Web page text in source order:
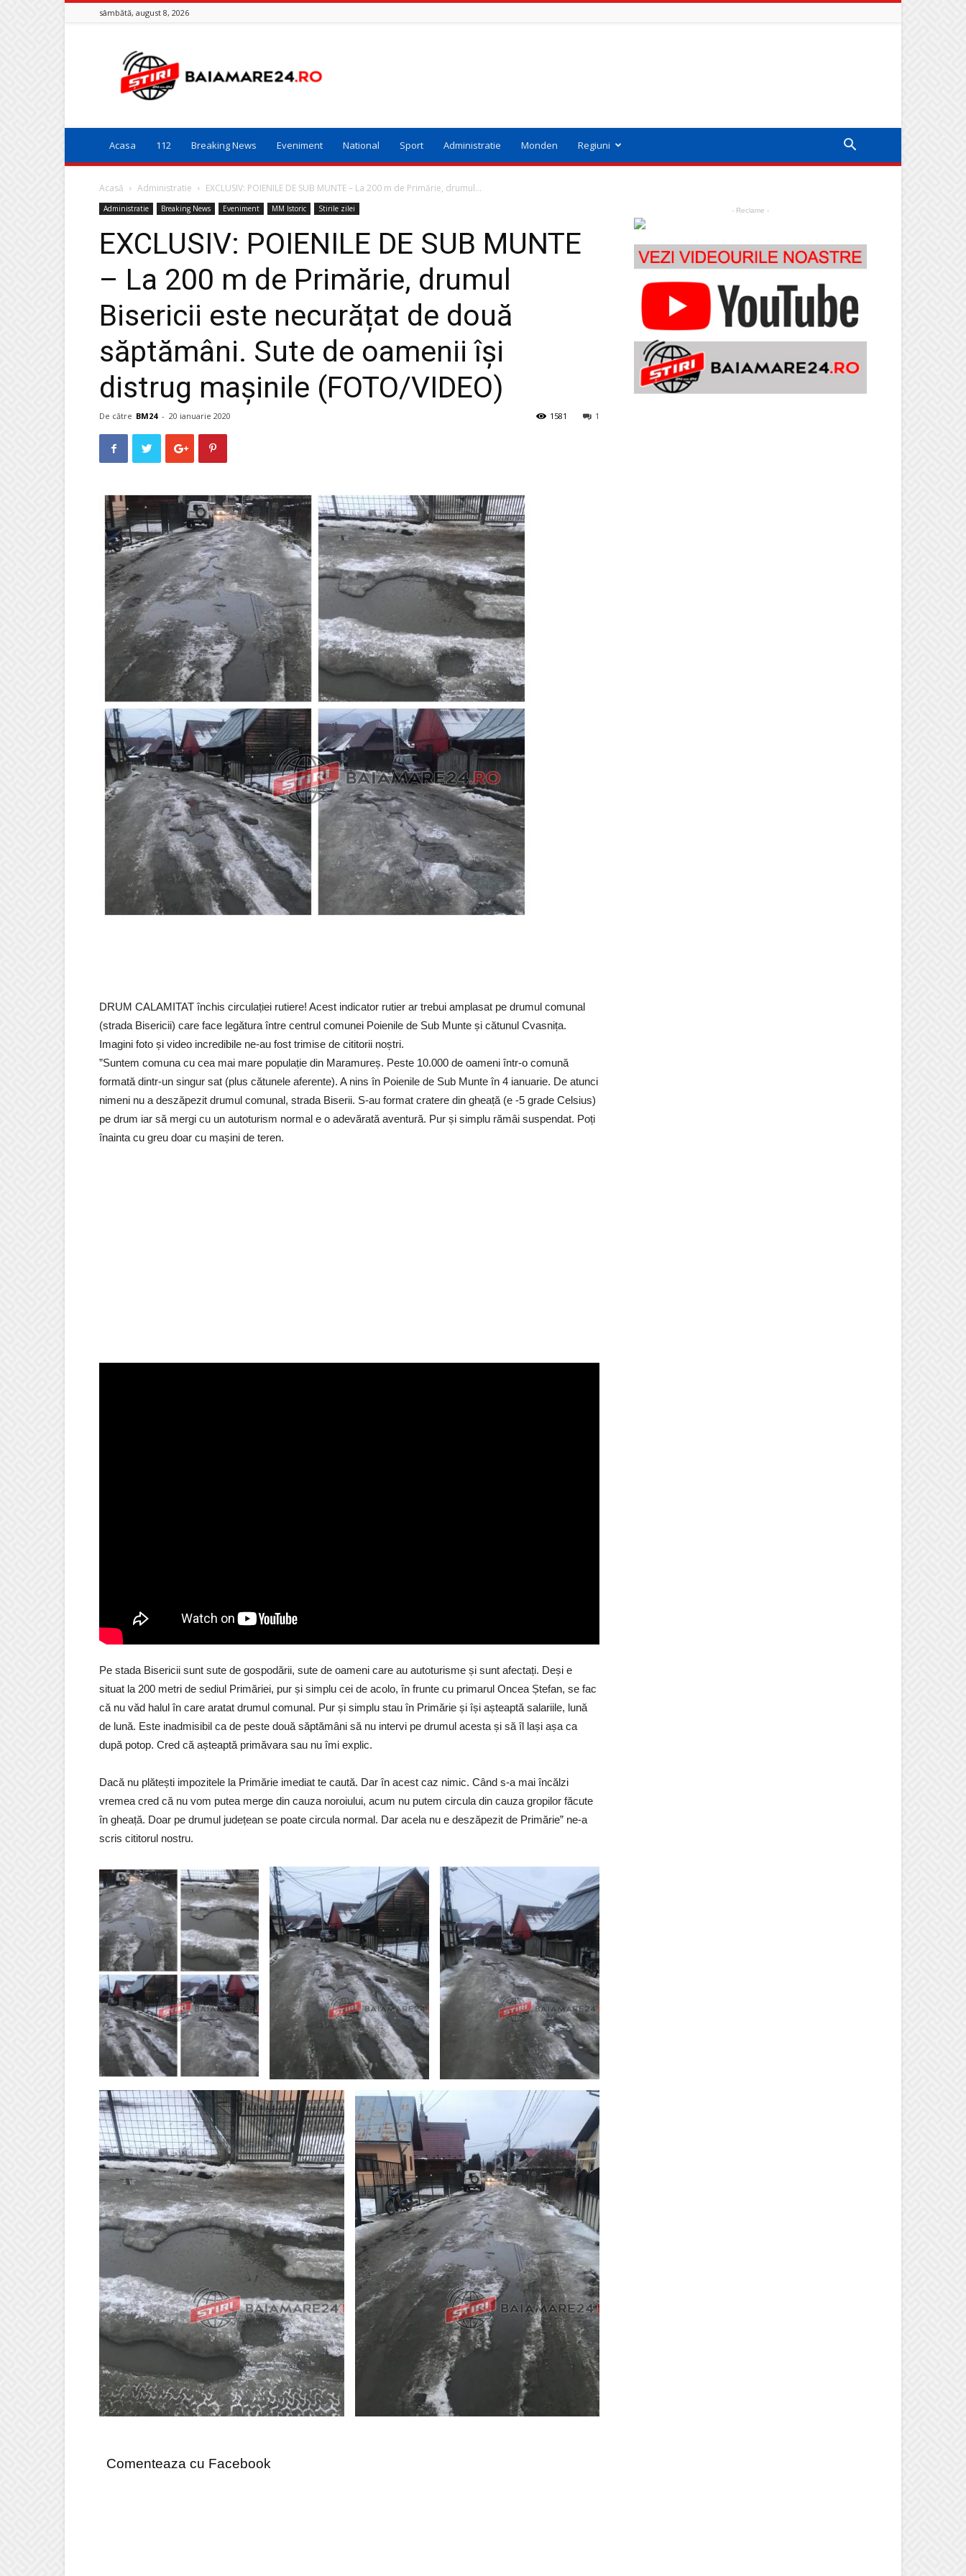
sâmbătă, august 8, 2026
Baia
Mare
24
Acasa 112 Breaking News Eveniment National Sport Administratie Monden Regiuni
Acasă Administratie EXCLUSIV: POIENILE DE SUB MUNTE – La 200 m de Primărie, drumul...
Administratie Breaking News Eveniment MM Istoric Stirile zilei
EXCLUSIV: POIENILE DE SUB MUNTE
– La 200 m de Primărie, drumul
Bisericii este necurățat de două
săptămâni. Sute de oamenii își
distrug mașinile (FOTO/VIDEO)
De către BM24 - 20 ianuarie 2020 1
1581
DRUM CALAMITAT închis circulației rutiere! Acest indicator rutier ar trebui amplasat pe drumul comunal
(strada Bisericii) care face legătura între centrul comunei Poienile de Sub Munte și cătunul Cvasnița.
Imagini foto și video incredibile ne-au fost trimise de cititorii noștri.
”Suntem comuna cu cea mai mare populație din Maramureș. Peste 10.000 de oameni într-o comună
formată dintr-un singur sat (plus cătunele aferente). A nins în Poienile de Sub Munte în 4 ianuarie. De atunci
nimeni nu a deszăpezit drumul comunal, strada Biserii. S-au format cratere din gheață (e -5 grade Celsius)
pe drum iar să mergi cu un autoturism normal e o adevărată aventură. Pur și simplu rămâi suspendat. Poți
înainta cu greu doar cu mașini de teren.
Pe stada Bisericii sunt sute de gospodării, sute de oameni care au autoturisme și sunt afectați. Deși e
situat la 200 metri de sediul Primăriei, pur și simplu cei de acolo, în frunte cu primarul Oncea Ștefan, se fac
că nu văd halul în care aratat drumul comunal. Pur și simplu stau în Primărie și își așteaptă salariile, lună
de lună. Este inadmisibil ca de peste două săptămâni să nu intervi pe drumul acesta și să îl lași așa ca
după potop. Cred că așteaptă primăvara sau nu îmi explic.
Dacă nu plătești impozitele la Primărie imediat te caută. Dar în acest caz nimic. Când s-a mai încălzi
vremea cred că nu vom putea merge din cauza noroiului, acum nu putem circula din cauza gropilor făcute
în gheață. Doar pe drumul județean se poate circula normal. Dar acela nu e deszăpezit de Primărie” ne-a
scris cititorul nostru.
Comenteaza cu Facebook
- Reclame -